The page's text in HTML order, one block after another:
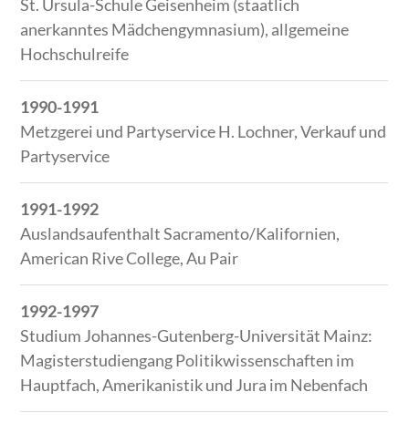
St. Ursula-Schule Geisenheim (staatlich
anerkanntes Mädchengymnasium), allgemeine
Hochschulreife
1990-1991
Metzgerei und Partyservice H. Lochner, Verkauf und
Partyservice
1991-1992
Auslandsaufenthalt Sacramento/Kalifornien,
American Rive College, Au Pair
1992-1997
Studium Johannes-Gutenberg-Universität Mainz:
Magisterstudiengang Politikwissenschaften im
Hauptfach, Amerikanistik und Jura im Nebenfach